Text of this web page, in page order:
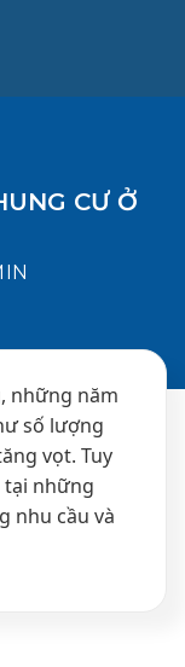
CƯ Ở
những năm
số lượng
vọt. Tuy
tại những
nhu cầu và